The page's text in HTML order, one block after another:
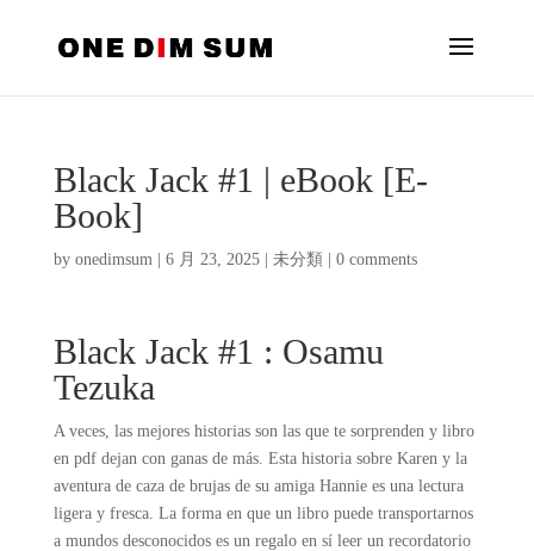
Black Jack #1 | eBook [E-
Book]
by onedimsum| 6 月 23, 2025| 未分類 0 comments
Black Jack #1 : Osamu
Tezuka
A veces, las mejores historias son las que te sorprenden y libro
en pdf dejan con ganas de más. Esta historia sobre Karen y la
aventura de caza de brujas de su amiga Hannie es una lectura
ligera y fresca. La forma en que un libro puede transportarnos
a mundos desconocidos es un regalo en sí leer un recordatorio